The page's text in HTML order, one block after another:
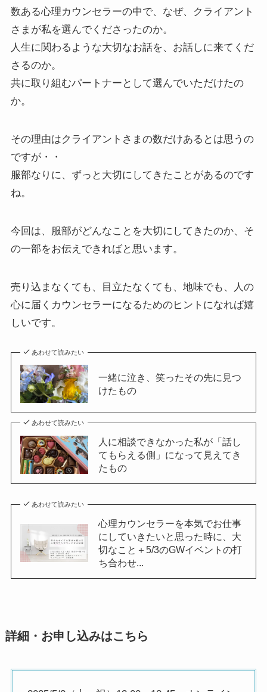
数ある心理カウンセラーの中で、なぜ、クライアント
さまが私を選んでくださったのか。
人生に関わるような大切なお話を、お話しに来てくだ
さるのか。
共に取り組むパートナーとして選んでいただけたの
か。
その理由はクライアントさまの数だけあるとは思うの
ですが・・
服部なりに、ずっと大切にしてきたことがあるのです
ね。
今回は、服部がどんなことを大切にしてきたのか、そ
の一部をお伝えできればと思います。
売り込まなくても、目立たなくても、地味でも、人の
心に届くカウンセラーになるためのヒントになれば嬉
しいです。
あわせて読みたい
一緒に泣き、笑ったその先に見つ
けたもの
あわせて読みたい
人に相談できなかった私が「話し
てもらえる側」になって見えてき
たもの
あわせて読みたい
心理カウンセラーを本気でお仕事
にしていきたいと思った時に、大
切なこと＋5/3のGWイベントの打
ち合わせ...
詳細・お申し込みはこちら